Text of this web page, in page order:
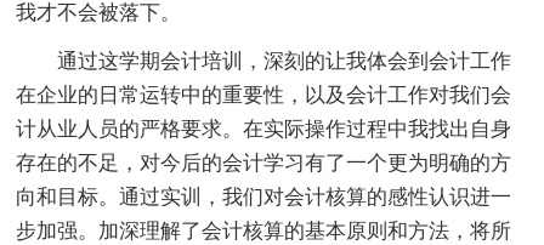
我才不会被落下。
通过这学期会计培训，深刻的让我体会到会计工作
在企业的日常运转中的重要性，以及会计工作对我们会
计从业人员的严格要求。在实际操作过程中我找出自身
存在的不足，对今后的会计学习有了一个更为明确的方
向和目标。通过实训，我们对会计核算的感性认识进一
步加强。加深理解了会计核算的基本原则和方法，将所